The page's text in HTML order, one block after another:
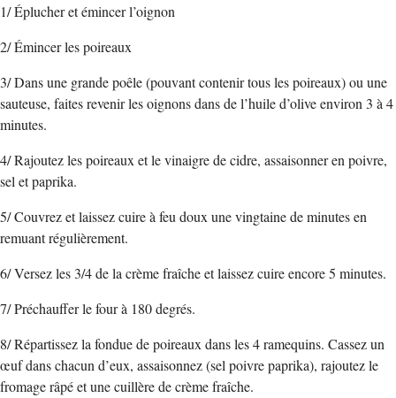
1/ Éplucher et émincer l’oignon
2/ Émincer les poireaux
3/ Dans une grande poêle (pouvant contenir tous les poireaux) ou une
sauteuse, faites revenir les oignons dans de l’huile d’olive environ 3 à 4
minutes.
4/ Rajoutez les poireaux et le vinaigre de cidre, assaisonner en poivre,
sel et paprika.
5/ Couvrez et laissez cuire à feu doux une vingtaine de minutes en
remuant régulièrement.
6/ Versez les 3/4 de la crème fraîche et laissez cuire encore 5 minutes.
7/ Préchauffer le four à 180 degrés.
8/ Répartissez la fondue de poireaux dans les 4 ramequins. Cassez un
œuf dans chacun d’eux, assaisonnez (sel poivre paprika), rajoutez le
fromage râpé et une cuillère de crème fraîche.